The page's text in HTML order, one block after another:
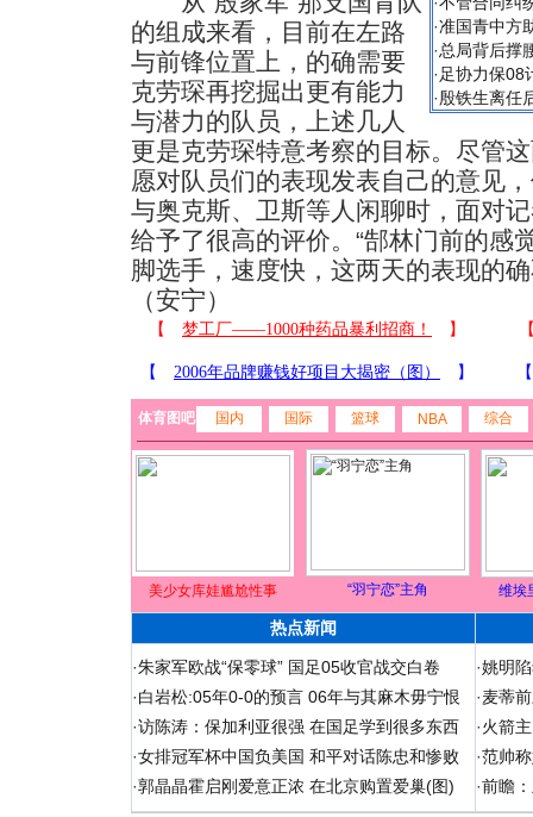
·准国青中方
·总局背后撑
· 足协力保08
·殷铁生离任
的组成来看，目前在左路
与前锋位置上，的确需要
克劳琛再挖掘出更有能力
与潜力的队员，上述几人
更是克劳琛特意考察的目标。尽管
愿对队员们的表现发表自己的意见
与奥克斯、卫斯等人闲聊时，面对
给予了很高的评价。“郜林门前的感
脚选手，速度快，这两天的表现的
（安宁）
体育图吧 国内 国际 篮球 NBA 综合
美少女库娃尴尬性事 “羽宁恋”主角 维埃
热点新闻
·朱家军欧战“保零球” 国足05收官战交白卷
·白岩松:05年0-0的预言 06年与其麻木毋宁恨
·访陈涛：保加利亚很强 在国足学到很多东西
·女排冠军杯中国负美国 和平对话陈忠和惨败
·郭晶晶霍启刚爱意正浓 在北京购置爱巢(图)
·姚明
·麦蒂
·火箭
·范帅
·前瞻